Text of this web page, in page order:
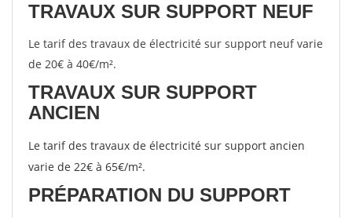
TRAVAUX SUR SUPPORT NEUF
Le tarif des travaux de électricité sur support neuf varie
de 20€ à 40€/m².
TRAVAUX SUR SUPPORT
ANCIEN
Le tarif des travaux de électricité sur support ancien
varie de 22€ à 65€/m².
PRÉPARATION DU SUPPORT